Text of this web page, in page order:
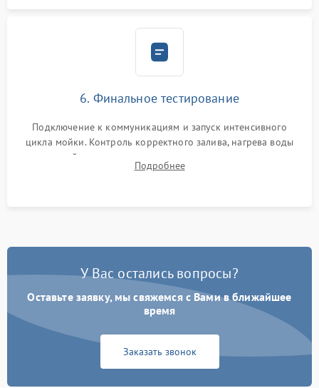
6. Финальное тестирование
Подключение к коммуникациям и запуск интенсивного
цикла мойки. Контроль корректного залива, нагрева воды
до нужной температуры, отсутствия посторонних шумов,
штатного слива и абсолютной сухости в поддоне.
Подробнее
У Вас остались вопросы?
Оставьте заявку, мы свяжемся с Вами в ближайшее
время
Заказать звонок